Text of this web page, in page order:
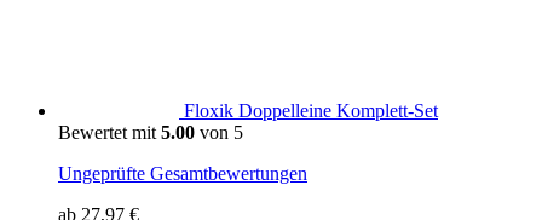
Floxik Doppelleine Komplett-Set
Bewertet mit 5.00 von 5
Ungeprüfte Gesamtbewertungen
ab 27,97 €